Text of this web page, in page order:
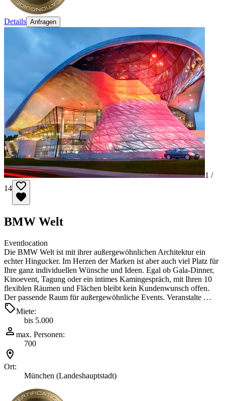
Details Anfragen
1 /
14
BMW Welt
Eventlocation
Die BMW Welt ist mit ihrer außergewöhnlichen Architektur ein
echter Hingucker. Im Herzen der Marken ist aber auch viel Platz für
Ihre ganz individuellen Wünsche und Ideen. Egal ob Gala-Dinner,
Kinoevent, Tagung oder ein intimes Kamingespräch, mit Ihren 10
flexiblen Räumen und Flächen bleibt kein Kundenwunsch offen.
Der passende Raum für außergewöhnliche Events. Veranstalte …
Miete:
bis 5.000
max. Personen:
700
Ort:
München (Landeshauptstadt)